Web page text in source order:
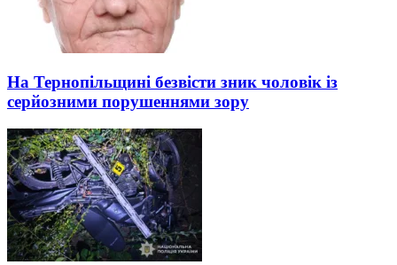
На Тернопільщині безвісти зник чоловік із
серйозними порушеннями зору